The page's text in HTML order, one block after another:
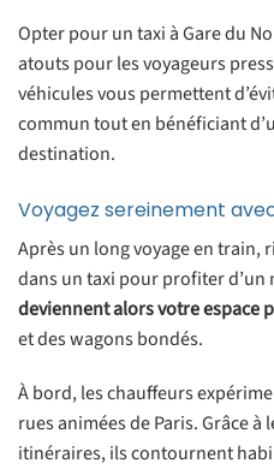
Opter pour un taxi à Gare du
atouts pour les voyageurs
véhicules vous permettent
commun tout en bénéficiant
destination.
Voyagez sereinement
Après un long voyage en train,
dans un taxi pour profiter d’un
deviennent alors votre espace
et des wagons bondés.
À bord, les chauffeurs
rues animées de Paris. Grâce
itinéraires, ils contournent